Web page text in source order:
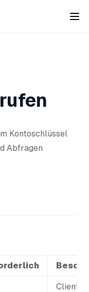
Kontoschlüssel
Abfragen
Client-